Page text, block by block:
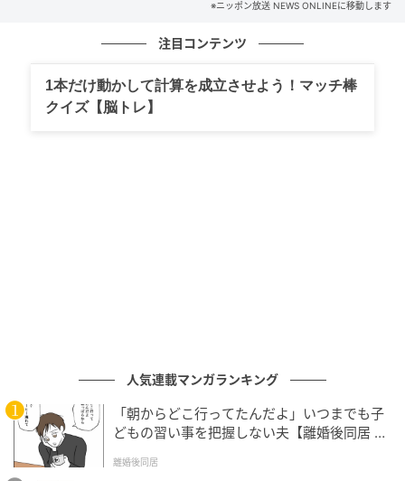
※ニッポン放送 NEWS ONLINEに移動します
注目コンテンツ
1本だけ動かして計算を成立させよう！マッチ棒
クイズ【脳トレ】
人気連載マンガランキング
「朝からどこ行ってたんだよ」いつまでも子
どもの習い事を把握しない夫【離婚後同居 Vo
離婚後同居